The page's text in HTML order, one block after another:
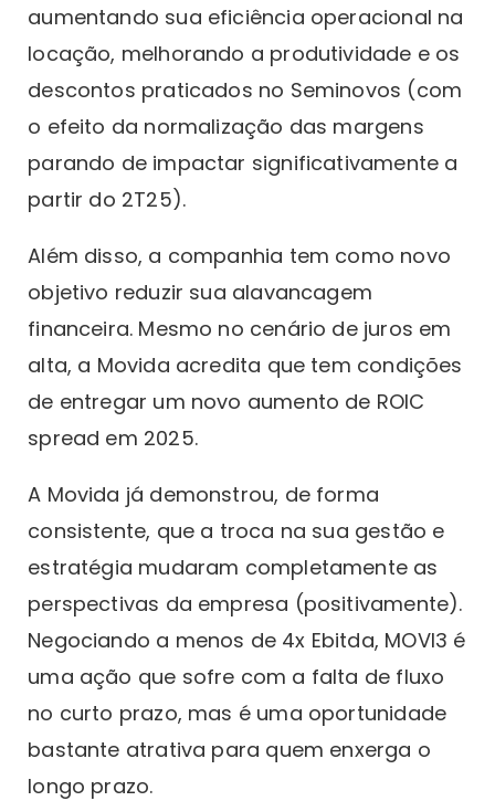
aumentando sua eficiência operacional na
locação, melhorando a produtividade e os
descontos praticados no Seminovos (com
o efeito da normalização das margens
parando de impactar significativamente a
partir do 2T25).
Além disso, a companhia tem como novo
objetivo reduzir sua alavancagem
financeira. Mesmo no cenário de juros em
alta, a Movida acredita que tem condições
de entregar um novo aumento de ROIC
spread em 2025.
A Movida já demonstrou, de forma
consistente, que a troca na sua gestão e
estratégia mudaram completamente as
perspectivas da empresa (positivamente).
Negociando a menos de 4x Ebitda, MOVI3 é
uma ação que sofre com a falta de fluxo
no curto prazo, mas é uma oportunidade
bastante atrativa para quem enxerga o
longo prazo.